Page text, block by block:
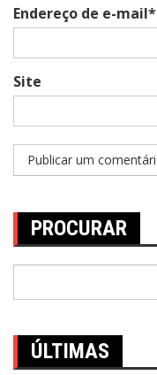
Endereço de e-mail*
Site
PROCURAR
ÚLTIMAS